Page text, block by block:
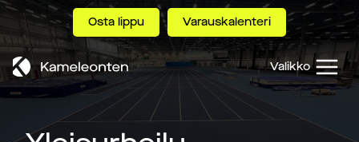
Siirry
sisältöön
Osta lippu Varauskalenteri
Valikko